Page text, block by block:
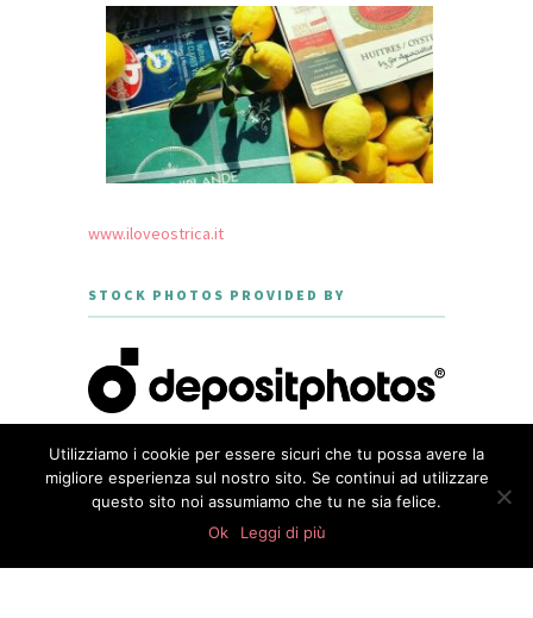
www.iloveostrica.it
STOCK PHOTOS PROVIDED BY
CREATED WITH LOVE BY GEISHA
GOURMET - THEME DESIGNED BY
MERIDIANTHEMES
Utilizziamo i cookie per essere sicuri che tu possa avere la
migliore esperienza sul nostro sito. Se continui ad utilizzare
questo sito noi assumiamo che tu ne sia felice.
Ok
Leggi di più